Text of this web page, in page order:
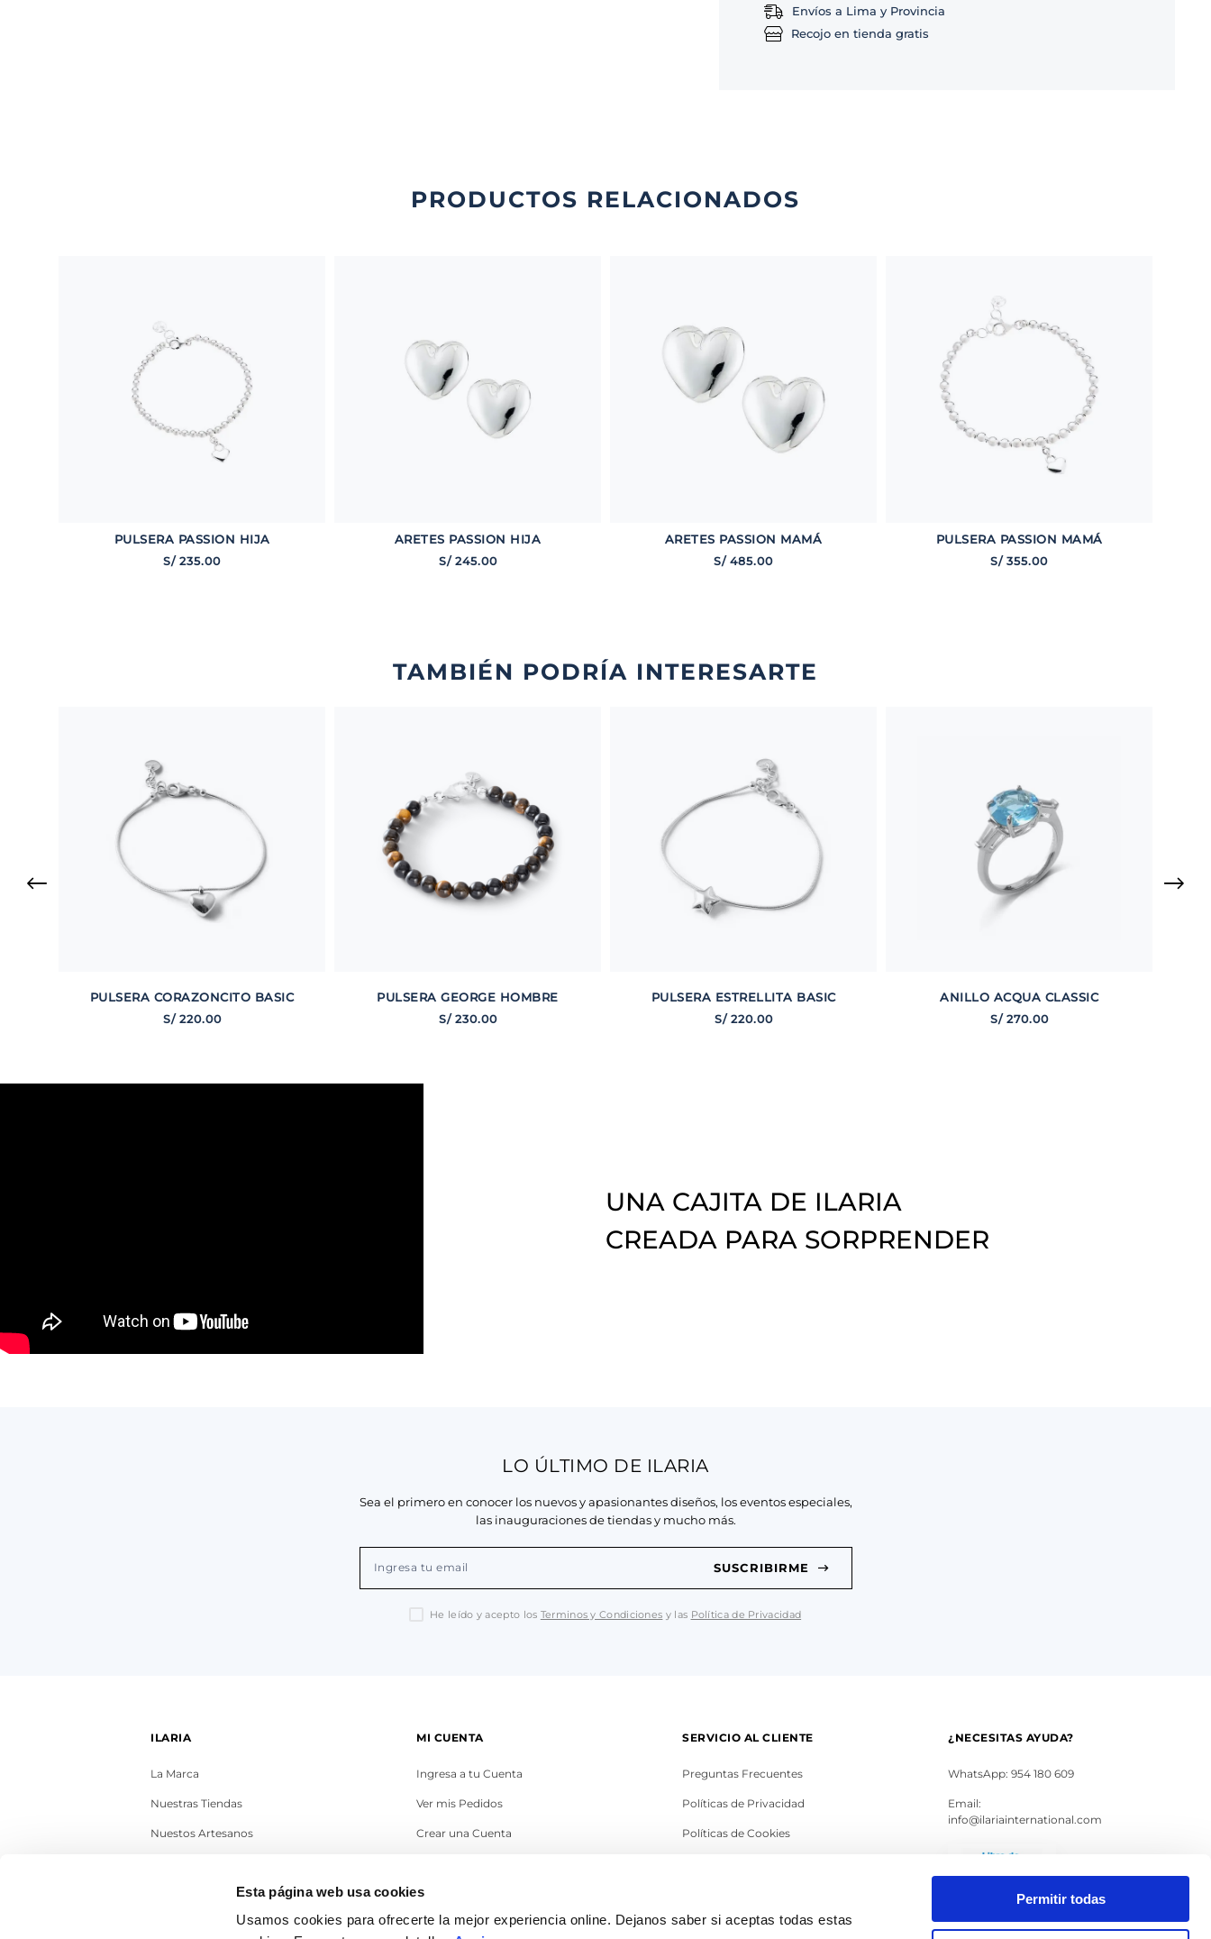
Esta página web usa cookies
Usamos cookies para ofrecerte la mejor experiencia online. Dejanos saber si aceptas todas estas
Permitir todas
Envíos a Lima y Provincia
Recojo en tienda gratis
PRODUCTOS RELACIONADOS
PULSERA PASSION HIJA
S/ 235.00
ARETES PASSION HIJA
S/ 245.00
ARETES PASSION MAMÁ
S/ 485.00
PULSERA PASSION MAMÁ
S/ 355.00
TAMBIÉN PODRÍA INTERESARTE
PULSERA CORAZONCITO BASIC
S/ 220.00
PULSERA GEORGE HOMBRE
S/ 230.00
PULSERA ESTRELLITA BASIC
S/ 220.00
ANILLO ACQUA CLASSIC
S/ 270.00
UNA CAJITA DE ILARIA
CREADA PARA SORPRENDER
LO ÚLTIMO DE ILARIA
Sea el primero en conocer los nuevos y apasionantes diseños, los eventos especiales,
las inauguraciones de tiendas y mucho más.
SUSCRIBIRME
He leído y acepto los Terminos y Condiciones y las Política de Privacidad
ILARIA
La Marca
Nuestras Tiendas
Nuestos Artesanos
Trabaja con nosotros
MI CUENTA
Ingresa a tu Cuenta
Ver mis Pedidos
Crear una Cuenta
SERVICIO AL CLIENTE
Preguntas Frecuentes
Políticas de Privacidad
Políticas de Cookies
Legales
¿NECESITAS AYUDA?
WhatsApp: 954 180 609
Email:
info@ilariainternational.com